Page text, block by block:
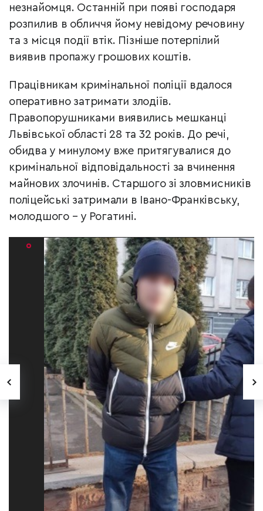
незнайомця. Останній при появі господаря
розпилив в обличчя йому невідому речовину
та з місця події втік. Пізніше потерпілий
виявив пропажу грошових коштів.
Працівникам кримінальної поліції вдалося
оперативно затримати злодіїв.
Правопорушниками виявились мешканці
Львівської області 28 та 32 років. До речі,
обидва у минулому вже притягувалися до
кримінальної відповідальності за вчинення
майнових злочинів. Старшого зі зловмисників
поліцейські затримали в Івано-Франківську,
молодшого – у Рогатині.